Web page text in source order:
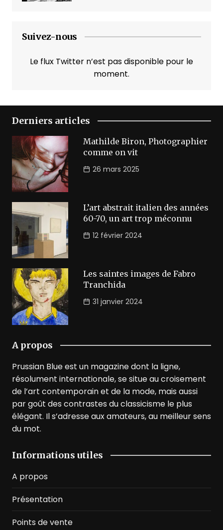
Suivez-nous
Le flux Twitter n’est pas disponible pour le
moment.
Derniers articles
Mathilde Biron, Photographier
comme on vit
26 mars 2025
L’art abstrait italien des années
60-70, un art trop méconnu
12 février 2024
Les saintes images de Fabro
Tranchida
31 janvier 2024
A propos
Prussian Blue est un magazine dont la ligne,
résolument internationale, se situe au croisement
de l’art contemporain et de la mode, mais aussi
par goût des contrastes du classicisme le plus
élégant. Il s’adresse aux amateurs, au meilleur sens
du mot.
Informations utiles
A propos
Présentation
Points de vente